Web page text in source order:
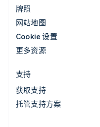
牌照
网站地图
Cookie 设置
更多资源
支持
获取支持
托管支持方案